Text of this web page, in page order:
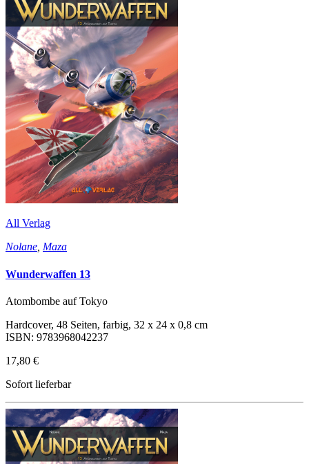
All Verlag
Nolane Maza
Wunderwaffen 13
Atombombe auf Tokyo
Hardcover, 48 Seiten, farbig, 32 x 24 x 0,8 cm
ISBN: 9783968042237
17,80 €
Sofort lieferbar